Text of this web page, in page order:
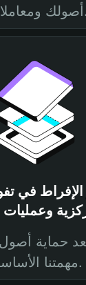
أصولك ومعاملاتك.
في
وعمليات
حماية
مهمتنا الأساسية.